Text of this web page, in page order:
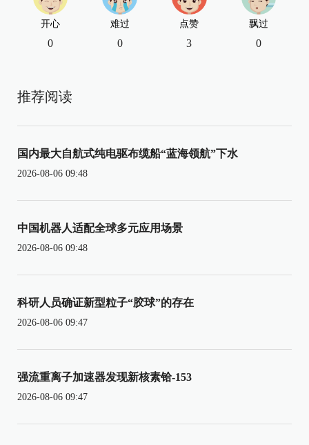
开心
0
难过
0
点赞
3
飘过
0
推荐阅读
国内最大自航式纯电驱布缆船“蓝海领航”下水
2026-08-06 09:48
中国机器人适配全球多元应用场景
2026-08-06 09:48
科研人员确证新型粒子“胶球”的存在
2026-08-06 09:47
强流重离子加速器发现新核素铪-153
2026-08-06 09:47